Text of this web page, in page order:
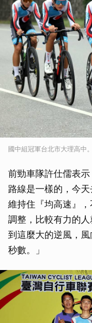
國中組冠軍台北市大理高中
前勁車隊許仕儒表
路線是一樣的，今
維持住『均高速』
調整，比較有力的
到這麼大的逆風，
秒數。」